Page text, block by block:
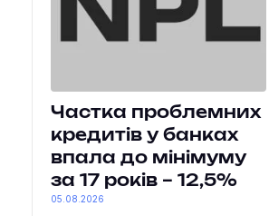
Частка проблемних
кредитів у банках
впала до мінімуму
за 17 років – 12,5%
05.08.2026